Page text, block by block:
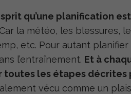
qu’une planification
la météo, les blessures,
etc. Pour autant
l’entraînement. Et à
toutes les étapes décrites
vécu comme un